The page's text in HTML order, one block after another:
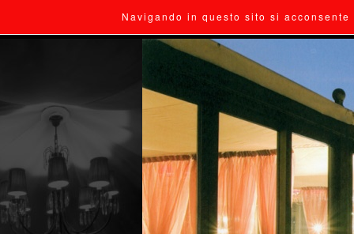
Navigando in questo sito si